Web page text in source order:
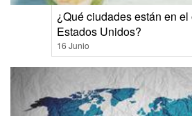
¿Qué ciudades están en el
Estados Unidos?
16 Junio